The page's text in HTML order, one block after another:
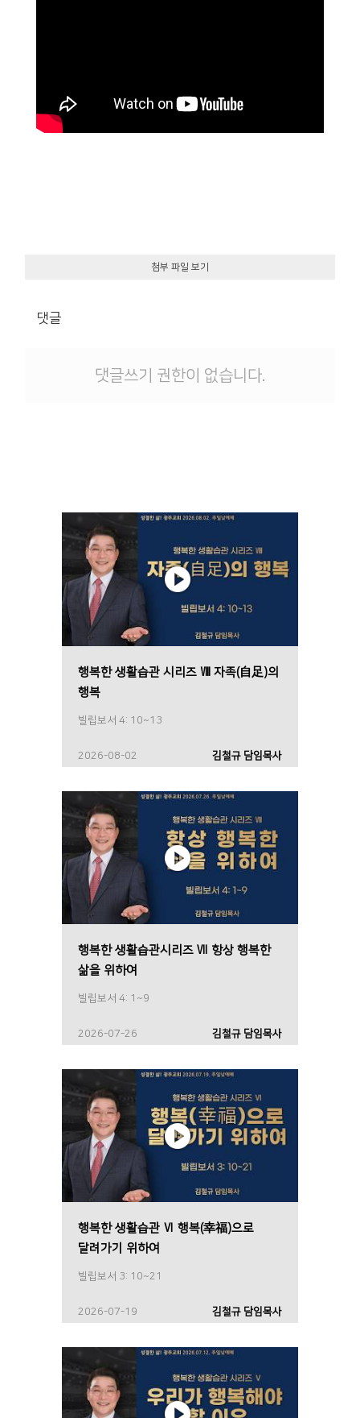
첨부 파일 보기
댓글
댓글쓰기 권한이 없습니다.
행복한 생활습관 시리즈 Ⅷ 자족(自足)의
행복
빌립보서 4: 10~13
2026-08-02 김철규 담임목사
행복한 생활습관시리즈 Ⅶ 항상 행복한
삶을 위하여
빌립보서 4: 1~9
2026-07-26 김철규 담임목사
행복한 생활습관 Ⅵ 행복(幸福)으로
달려가기 위하여
빌립보서 3: 10~21
2026-07-19 김철규 담임목사